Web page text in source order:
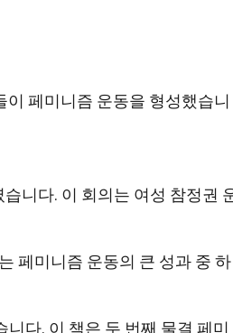
페미니즘 운동을 형성했습니
니다. 이 회의는 여성 참정권
페미니즘 운동의 큰 성과 중 하
다. 이 책은 두 번째 물결 페미